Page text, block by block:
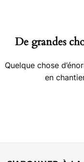
De grandes
Quelque chose
en